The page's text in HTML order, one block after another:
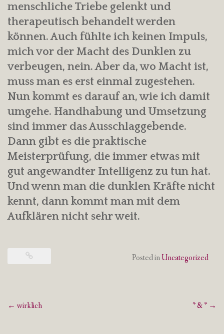
menschliche Triebe gelenkt und
therapeutisch behandelt werden
können. Auch fühlte ich keinen Impuls,
mich vor der Macht des Dunklen zu
verbeugen, nein. Aber da, wo Macht ist,
muss man es erst einmal zugestehen.
Nun kommt es darauf an, wie ich damit
umgehe. Handhabung und Umsetzung
sind immer das Ausschlaggebende.
Dann gibt es die praktische
Meisterprüfung, die immer etwas mit
gut angewandter Intelligenz zu tun hat.
Und wenn man die dunklen Kräfte nicht
kennt, dann kommt man mit dem
Aufklären nicht sehr weit.
Posted inUncategorized
Post
← wirklich * & * →